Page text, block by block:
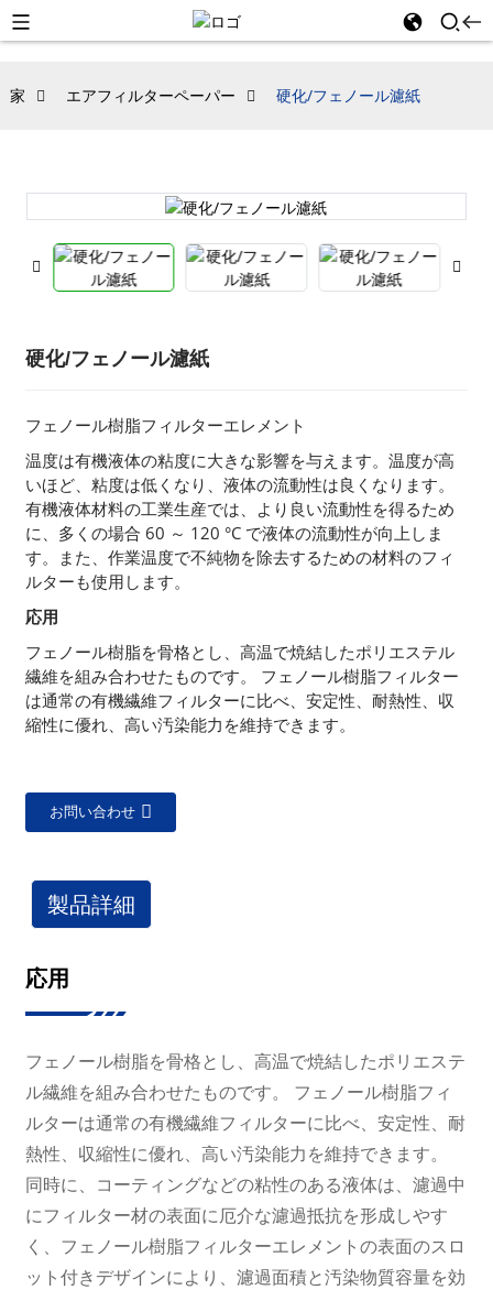
家 エアフィルターペーパー 硬化/フェノール濾紙
硬化/フェノール濾紙
フェノール樹脂フィルターエレメント
温度は有機液体の粘度に大きな影響を与えます。温度が高
いほど、粘度は低くなり、液体の流動性は良くなります。
有機液体材料の工業生産では、より良い流動性を得るため
に、多くの場合 60 ～ 120 °C で液体の流動性が向上しま
す。また、作業温度で不純物を除去するための材料のフィ
ルターも使用します。
応用
フェノール樹脂を骨格とし、高温で焼結したポリエステル
繊維を組み合わせたものです。 フェノール樹脂フィルター
は通常の有機繊維フィルターに比べ、安定性、耐熱性、収
縮性に優れ、高い汚染能力を維持できます。
お問い合わせ
製品詳細
応用
フェノール樹脂を骨格とし、高温で焼結したポリエステ
ル繊維を組み合わせたものです。 フェノール樹脂フィ
ルターは通常の有機繊維フィルターに比べ、安定性、耐
熱性、収縮性に優れ、高い汚染能力を維持できます。
同時に、コーティングなどの粘性のある液体は、濾過中
にフィルター材の表面に厄介な濾過抵抗を形成しやす
く、フェノール樹脂フィルターエレメントの表面のスロ
ット付きデザインにより、濾過面積と汚染物質容量を効